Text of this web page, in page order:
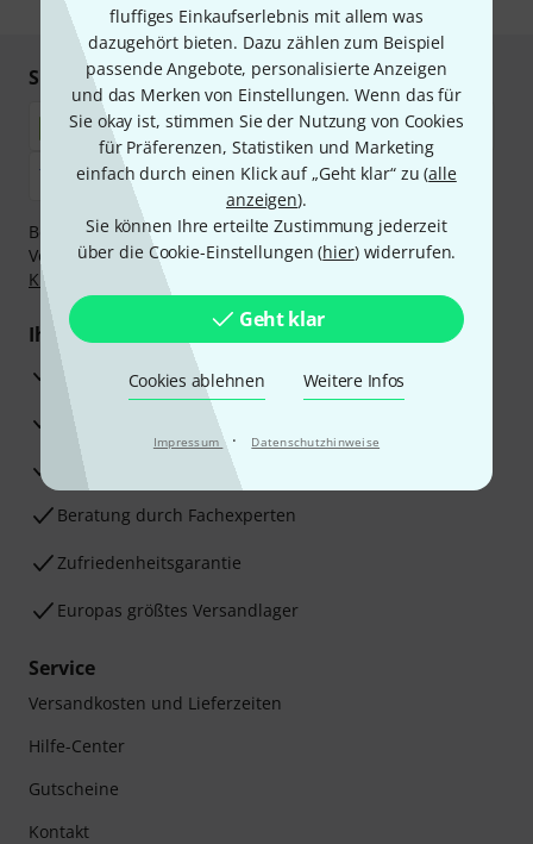
fluffiges Einkaufserlebnis mit allem was
dazugehört bieten. Dazu zählen zum Beispiel
passende Angebote, personalisierte Anzeigen
und das Merken von Einstellungen. Wenn das für
Sie okay ist, stimmen Sie der Nutzung von Cookies
für Präferenzen, Statistiken und Marketing
einfach durch einen Klick auf „Geht klar“ zu (alle
anzeigen).
Sie können Ihre erteilte Zustimmung jederzeit
über die Cookie-Einstellungen (hier) widerrufen.
Geht klar
Cookies ablehnen Weitere Infos
Impressum · Datenschutzhinweise
Sicher einkaufen & bezahlen
Bezahlen Sie vertraulich und sicher per Nachnahme,
Vorkasse, PayPal, Amazon Pay,Klarna Sofort bezahlen
Klarna Ratenzahlung
Ihre Vorteile
3 Jahre Thomann Garantie
30 Tage Money-Back-Garantie
Beratung durch Fachexperten
Zufriedenheitsgarantie
Europas größtes Versandlager
Service
Versandkosten und Lieferzeiten
Hilfe-Center
Gutscheine
Kontakt